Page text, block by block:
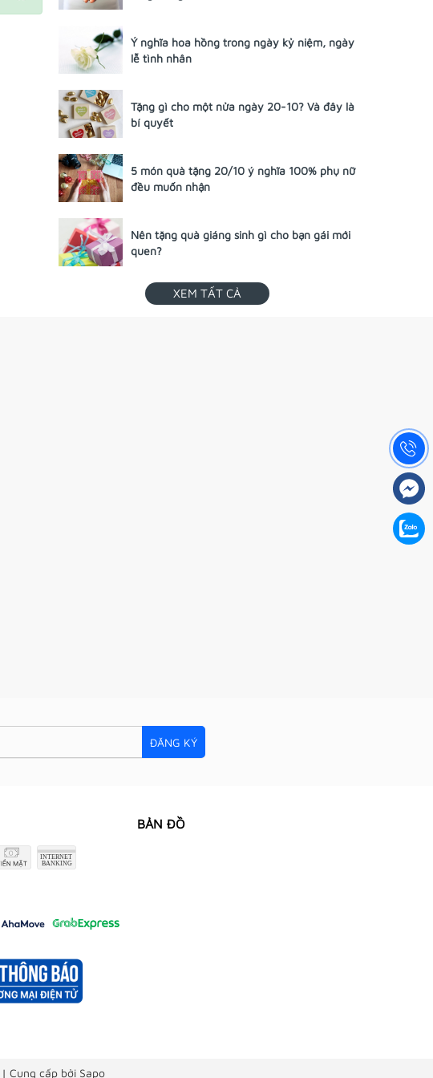
Ý nghĩa hoa hồng trong ngày kỷ niệm, ngày
lễ tình nhân
Tặng gì cho một nửa ngày 20-10? Và đây là
bí quyết
5 món quà tặng 20/10 ý nghĩa 100% phụ nữ
đều muốn nhận
Nên tặng quà giáng sinh gì cho bạn gái mới
quen?
XEM TẤT CẢ
ĐĂNG KÝ
BẢN ĐỒ
| Cung cấp bởi Sapo